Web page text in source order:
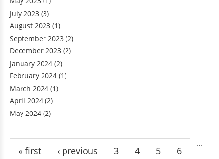
July 2023 (3)
August 2023 (1)
September 2023 (2)
December 2023 (2)
January 2024 (2)
February 2024 (1)
March 2024 (1)
April 2024 (2)
May 2024 (2)
Pages
« first ‹ previous
…
3 4 5 6